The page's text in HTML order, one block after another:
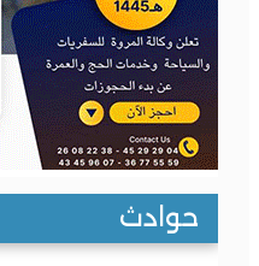
حوادث